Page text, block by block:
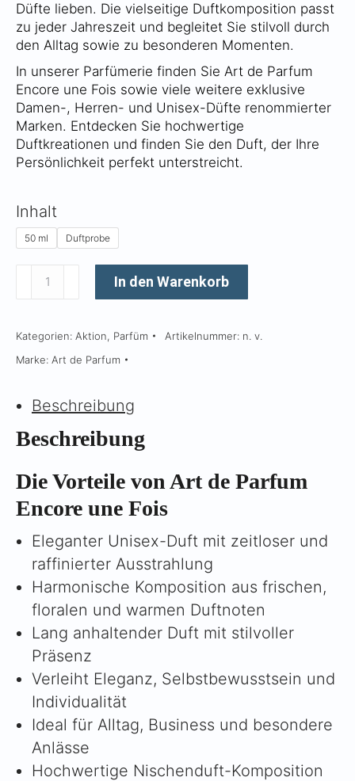
Düfte lieben. Die vielseitige Duftkomposition passt
zu jeder Jahreszeit und begleitet Sie stilvoll durch
den Alltag sowie zu besonderen Momenten.
In unserer Parfümerie finden Sie Art de Parfum
Encore une Fois sowie viele weitere exklusive
Damen-, Herren- und Unisex-Düfte renommierter
Marken. Entdecken Sie hochwertige
Duftkreationen und finden Sie den Duft, der Ihre
Persönlichkeit perfekt unterstreicht.
Inhalt
50 ml Duftprobe
Encore
une
Menge
In den Warenkorb
Kategorien: Aktion, Parfüm Artikelnummer: n. v.
Marke: Art de Parfum
Beschreibung
Beschreibung
Die Vorteile von Art de Parfum
Encore une Fois
Eleganter Unisex-Duft mit zeitloser und
raffinierter Ausstrahlung
Harmonische Komposition aus frischen,
floralen und warmen Duftnoten
Lang anhaltender Duft mit stilvoller
Präsenz
Verleiht Eleganz, Selbstbewusstsein und
Individualität
Ideal für Alltag, Business und besondere
Anlässe
Hochwertige Nischenduft-Komposition